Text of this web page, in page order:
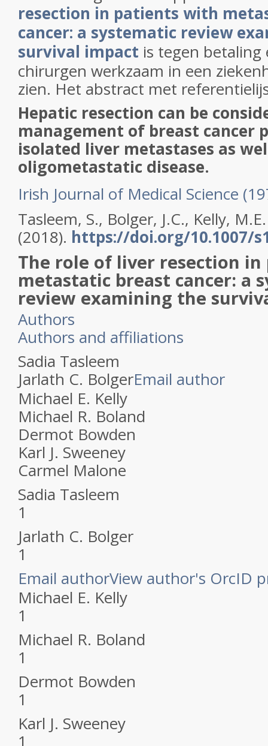
resection in patients with
cancer: a systematic review
survival impact is tegen
chirurgen werkzaam in een
zien. Het abstract met
Hepatic resection can be
management of breast cancer
isolated liver metastases as
oligometastatic disease.
Irish Journal of Medical Science
Tasleem, S., Bolger, J.C., Kelly,
(2018). https://doi.org/10.1007/
The role of liver resection
metastatic breast cancer: a
review examining the
Authors
Authors and affiliations
Sadia Tasleem
Jarlath C. BolgerEmail author
Michael E. Kelly
Michael R. Boland
Dermot Bowden
Karl J. Sweeney
Carmel Malone
Sadia Tasleem
1
Jarlath C. Bolger
1
Email authorView author's OrcID
Michael E. Kelly
1
Michael R. Boland
1
Dermot Bowden
1
Karl J. Sweeney
1